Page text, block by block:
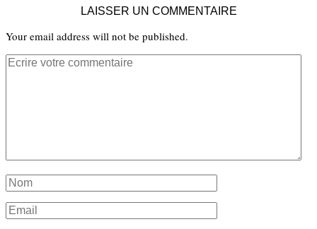
LAISSER UN COMMENTAIRE
Your email address will not be published.